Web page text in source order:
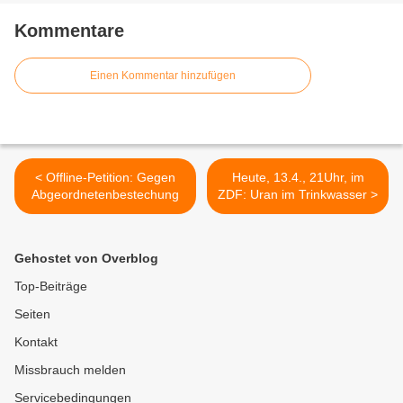
Kommentare
Einen Kommentar hinzufügen
< Offline-Petition: Gegen
Abgeordnetenbestechung
Heute, 13.4., 21Uhr, im
ZDF: Uran im Trinkwasser >
Gehostet von Overblog
Top-Beiträge
Seiten
Kontakt
Missbrauch melden
Servicebedingungen